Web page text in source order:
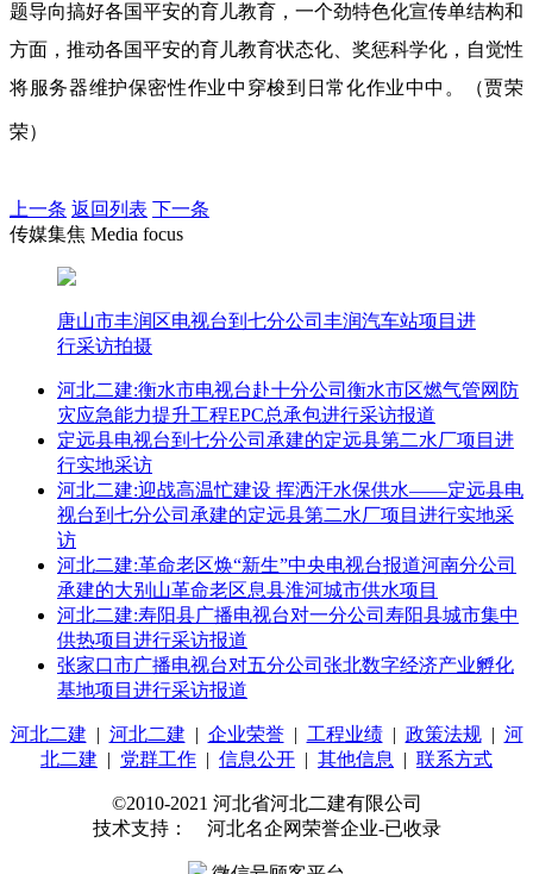
题导向搞好各国平安的育儿教育，一个劲特色化宣传单结构和
方面，推动各国平安的育儿教育状态化、奖惩科学化，自觉性
将服务器维护保密性作业中穿梭到日常化作业中中。（贾荣
荣）
上一条 返回列表 下一条
传媒集焦 Media focus
唐山市丰润区电视台到七分公司丰润汽车站项目进
行采访拍摄
河北二建:衡水市电视台赴十分公司衡水市区燃气管网防
灾应急能力提升工程EPC总承包进行采访报道
定远县电视台到七分公司承建的定远县第二水厂项目进
行实地采访
河北二建:迎战高温忙建设 挥洒汗水保供水——定远县电
视台到七分公司承建的定远县第二水厂项目进行实地采
访
河北二建:革命老区焕“新生”中央电视台报道河南分公司
承建的大别山革命老区息县淮河城市供水项目
河北二建:寿阳县广播电视台对一分公司寿阳县城市集中
供热项目进行采访报道
张家口市广播电视台对五分公司张北数字经济产业孵化
基地项目进行采访报道
河北二建 | 河北二建 | 企业荣誉| 工程业绩| 政策法规| 河
北二建 | 党群工作 | 信息公开 | 其他信息 | 联系方式
©2010-2021 河北省河北二建有限公司
技术支持： 河北名企网荣誉企业-已收录